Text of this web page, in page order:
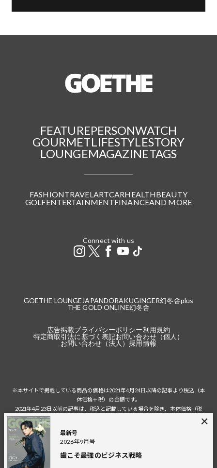
最新号
2026年9月号
歯こそ最強のビジネス戦略
FEATUREPERSONWATCH
GOURMETLIFESTYLESTORY
LOUNGEMAGAZINETAGS
FASHIONTRAVELARTCARHEALTHBEAUTY
GOLFENTERTAINMENTFINANCEAND MORE
Connect with us
GOETHE LOUNGE JAPANDORAKUGINGER幻冬舎plus
THE GOLD ONLINE幻冬舎
広告掲載プライバシーポリシー利用規約
特定商取引法に基づく表記お問い合わせ（個人）
お問い合わせ（法人）採用情報
※本サイトで掲載している商品の価格は2021年4月24日以降の記事より税込（本
体価格＋税）の金額です。
2021年4月23日以前の記事は、税込と記載している場合を除き、本体価格（税
税込の場合の税額は掲載当時の税率に準じます。